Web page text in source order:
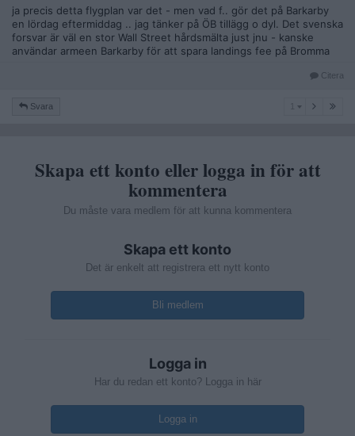
ja precis detta flygplan var det - men vad f.. gör det på Barkarby
en lördag eftermiddag .. jag tänker på ÖB tillägg o dyl. Det svenska
forsvar är väl en stor Wall Street hårdsmälta just jnu - kanske
användar armeen Barkarby för att spara landings fee på Bromma
Citera
Svara
Skapa ett konto eller logga in för att
kommentera
Du måste vara medlem för att kunna kommentera
Skapa ett konto
Det är enkelt att registrera ett nytt konto
Bli medlem
Logga in
Har du redan ett konto? Logga in här
Logga in